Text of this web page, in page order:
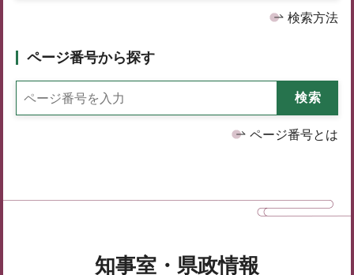
検索方法
ページ番号から探す
ページ番号とは
知事室・県政情報